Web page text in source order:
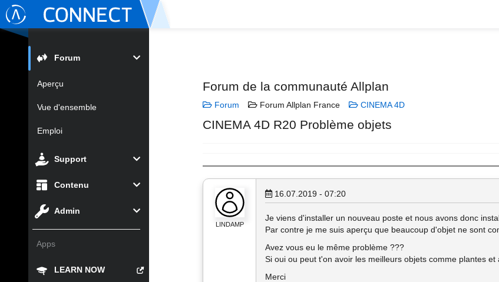
Forum
Aperçu
Vue d'ensemble
Emploi
Support
Contenu
Admin
Apps
LEARN NOW
Forum de la communauté Allplan
Forum Forum Allplan France CINEMA 4D
CINEMA 4D R20 Problème objets
LINDAMP
16.07.2019 - 07:20
Je viens d'installer un nouveau poste et nous avons donc
Par contre je me suis aperçu que beaucoup d'objet ne sont
Avez vous eu le même problème ???
Si oui ou peut t'on avoir les meilleurs objets comme plantes
Merci